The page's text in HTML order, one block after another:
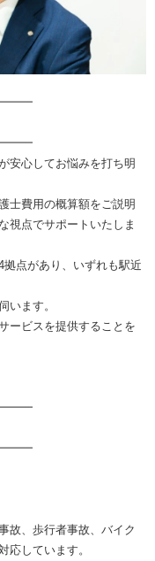
安心してお悩みを打ち明
士費用の概算額をご説明
視点でサポートいたしま
点があり、いずれも駅近
います。
ービスを提供することを
故、歩行者事故、バイク
応しています。